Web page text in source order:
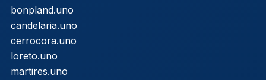
bonpland.uno
candelaria.uno
cerrocora.uno
loreto.uno
martires.uno